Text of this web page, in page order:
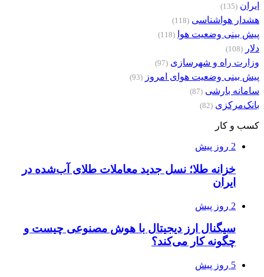
ایران (135)
هشدار هواشناسی (118)
پیش بینی وضعیت هوا (118)
دلار (108)
وزارت راه و شهرسازی (97)
پیش بینی وضعیت هوای امروز (93)
سامانه بارشی (87)
بانک‌مرکزی (82)
کسب و کار
2 روز پیش
خزانه طلا؛ نسل جدید معاملات طلای آب‌شده در
ایران
2 روز پیش
سیگنال ارز دیجیتال با هوش مصنوعی چیست و
چگونه کار می‌کند؟
5 روز پیش